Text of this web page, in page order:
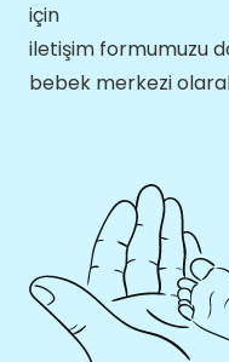
için
iletişim formumuzu
bebek merkezi